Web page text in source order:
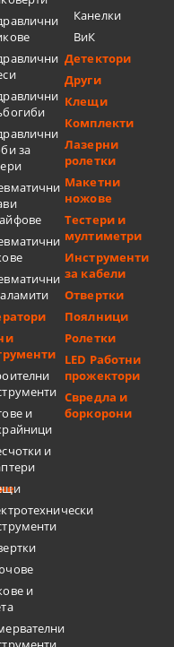
за
и
и
и
Канелки
ВиК
Детектори
Други
Клещи
Комплекти
Лазерни
ролетки
Макетни
ножове
Тестери и
мултиметри
Инструменти
за кабели
Отвертки
Поялници
Ролетки
LED Работни
прожектори
Свредла и
боркорони